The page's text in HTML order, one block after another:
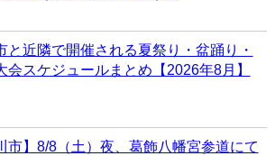
と近隣で開催される夏祭り・盆踊り・
会スケジュールまとめ【2026年8月】
市】8/8（土）夜、葛飾八幡宮参道にて